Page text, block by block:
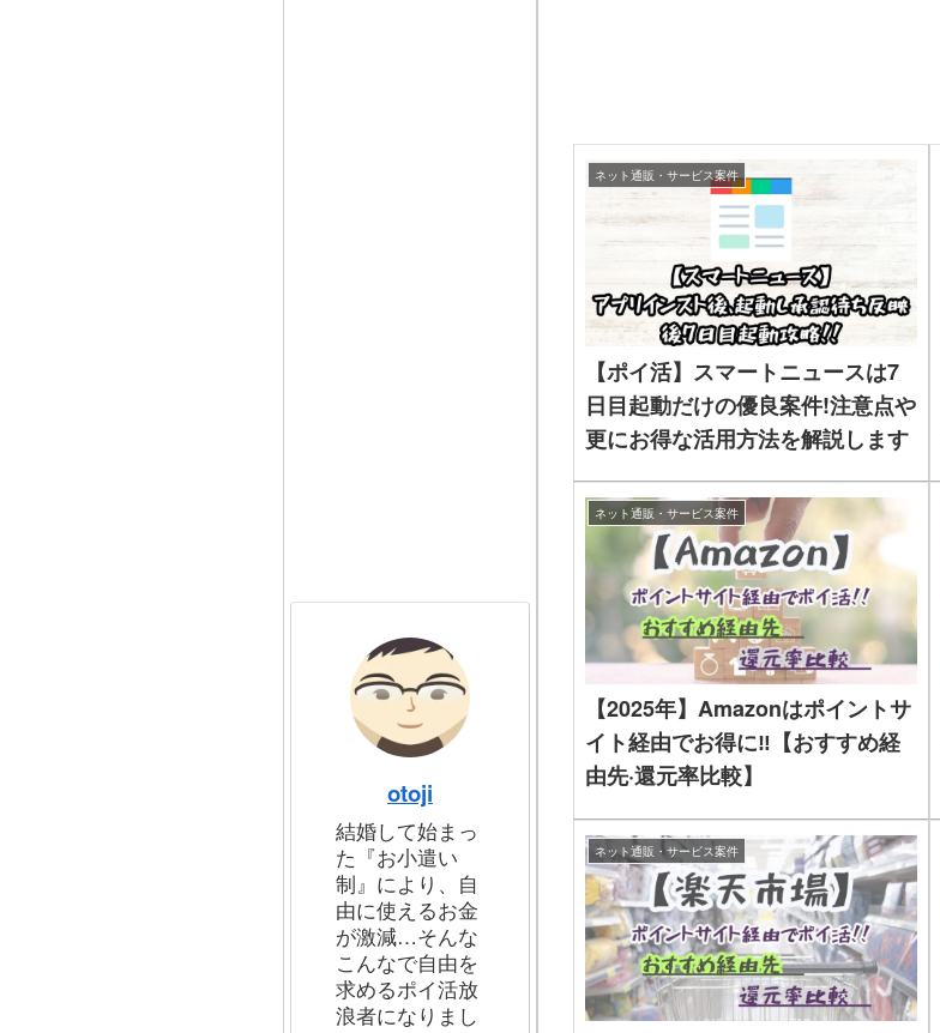
ネット通販・サービス案件
【ポイ活】スマートニュースは7
日目起動だけの優良案件!注意点や
更にお得な活用方法を解説します
ネット通販・サービス案件
【2025年】Amazonはポイントサ
イト経由でお得に‼【おすすめ経
由先·還元率比較】
ネット通販・サービス案件
otoji
結婚して始まっ
た『お小遣い
制』により、自
由に使えるお金
が激減…そんな
こんなで自由を
求めるポイ活放
浪者になりまし